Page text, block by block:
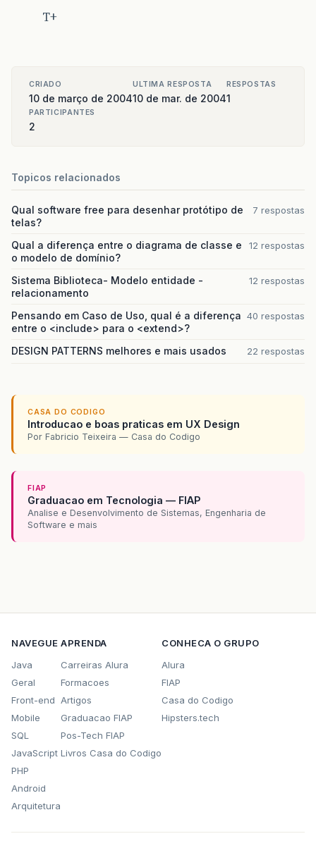
T+
CRIADO
10 de março de 2004
ULTIMA RESPOSTA
10 de mar. de 2004
RESPOSTAS
1
PARTICIPANTES
2
Topicos relacionados
Qual software free para desenhar protótipo de
telas?
7 respostas
Qual a diferença entre o diagrama de classe e
o modelo de domínio?
12 respostas
Sistema Biblioteca- Modelo entidade -
relacionamento
12 respostas
Pensando em Caso de Uso, qual é a diferença
entre o <include> para o <extend>?
40 respostas
DESIGN PATTERNS melhores e mais usados 22 respostas
CASA DO CODIGO
Introducao e boas praticas em UX Design
Por Fabricio Teixeira — Casa do Codigo
FIAP
Graduacao em Tecnologia — FIAP
Analise e Desenvolvimento de Sistemas, Engenharia de
Software e mais
NAVEGUE
Java
Geral
Front-end
Mobile
SQL
JavaScript
PHP
Android
Arquitetura
APRENDA
Carreiras Alura
Formacoes
Artigos
Graduacao FIAP
Pos-Tech FIAP
Livros Casa do Codigo
CONHECA O GRUPO
Alura
FIAP
Casa do Codigo
Hipsters.tech